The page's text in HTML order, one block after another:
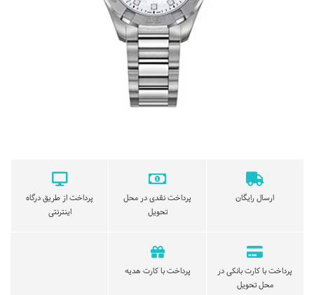
ارسال رایگان
پرداخت نقدی در محل
تحویل
پرداخت از طریق درگاه
اینترنتی
پرداخت با کارت بانکی در
محل تحویل
پرداخت با کارت هدیه